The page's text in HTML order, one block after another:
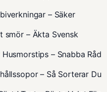
– Säker
smör – Äkta Svensk
– Snabba Råd
– Så Sorterar Du